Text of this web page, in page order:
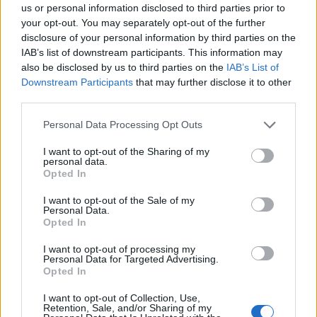
us or personal information disclosed to third parties prior to
your opt-out. You may separately opt-out of the further
disclosure of your personal information by third parties on the
IAB’s list of downstream participants. This information may
also be disclosed by us to third parties on the IAB’s List of
Downstream Participants that may further disclose it to other
Personal Data Processing Opt Outs
I want to opt-out of the Sharing of my
personal data.
Opted In
I want to opt-out of the Sale of my
Personal Data.
Opted In
I want to opt-out of processing my
Personal Data for Targeted Advertising.
Opted In
I want to opt-out of Collection, Use,
Retention, Sale, and/or Sharing of my
Fundjavë me rrezik të lartë
zjarresh në 8 qarqe,
IGJEO paralajmëron për
temperatura deri në 39
gradë
Pse Selin Bollati nuk u
shfaq te kënga “Tunde
moj Selinë”? E zbulon
Kristi Lamaj: Koncertet e
mia në Europë dhe
Zbardhet zjarrvënia në
Vlorë, pranga 33-vjeçarit
që dogji banesën e
konkurrentëve
Cërriku hap konsultimet
publike, Doka: Qëndrimi
qytetarëve, jo te
përplasjet politike
të fundit
qind e të punësuarve kanë
përfituar K-15, minimumi është